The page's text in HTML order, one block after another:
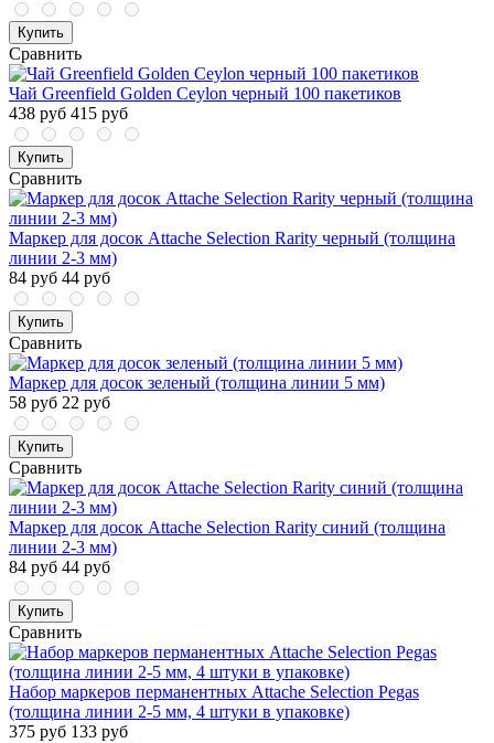
Купить
Сравнить
Чай Greenfield Golden Ceylon черный 100 пакетиков
438 руб 415 руб
Купить
Сравнить
Маркер для досок Attache Selection Rarity черный (толщина
линии 2-3 мм)
84 руб 44 руб
Купить
Сравнить
Маркер для досок зеленый (толщина линии 5 мм)
58 руб 22 руб
Купить
Сравнить
Маркер для досок Attache Selection Rarity синий (толщина
линии 2-3 мм)
84 руб 44 руб
Купить
Сравнить
Набор маркеров перманентных Attache Selection Pegas
(толщина линии 2-5 мм, 4 штуки в упаковке)
375 руб 133 руб